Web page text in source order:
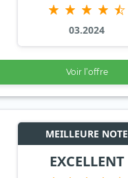
03.2024
Voir l’offre
MEILLEURE NOTE
EXCELLENT